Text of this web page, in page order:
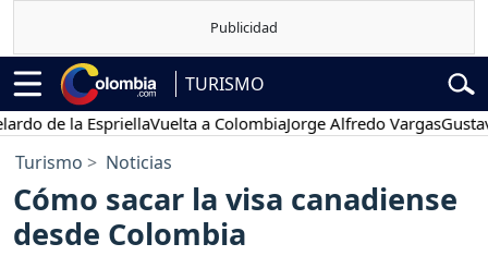
TURISMO
la EspriellaVuelta a ColombiaJorge Alfredo VargasGustavo
Turismo Noticias
Cómo sacar la visa canadiense
desde Colombia